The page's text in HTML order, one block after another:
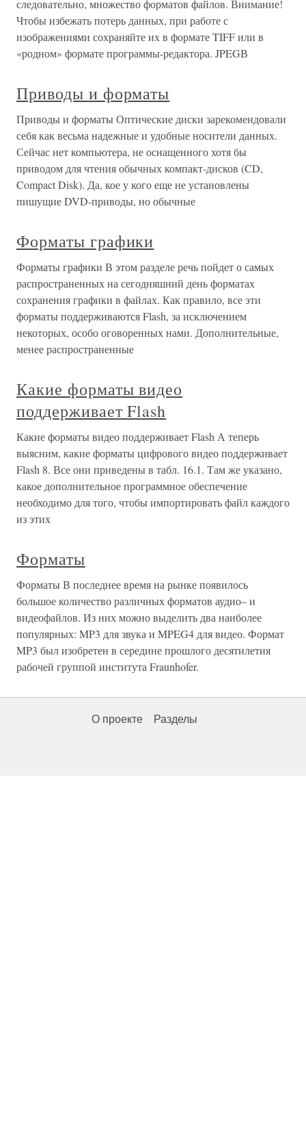
следовательно, множество форматов файлов. Внимание!
Чтобы избежать потерь данных, при работе с
изображениями сохраняйте их в формате TIFF или в
«родном» формате программы-редактора. JPEGВ
Приводы и форматы
Приводы и форматы Оптические диски зарекомендовали
себя как весьма надежные и удобные носители данных.
Сейчас нет компьютера, не оснащенного хотя бы
приводом для чтения обычных компакт-дисков (CD,
Compact Disk). Да, кое у кого еще не установлены
пишущие DVD-приводы, но обычные
Форматы графики
Форматы графики В этом разделе речь пойдет о самых
распространенных на сегодняшний день форматах
сохранения графики в файлах. Как правило, все эти
форматы поддерживаются Flash, за исключением
некоторых, особо оговоренных нами. Дополнительные,
менее распространенные
Какие форматы видео
поддерживает Flash
Какие форматы видео поддерживает Flash А теперь
выясним, какие форматы цифрового видео поддерживает
Flash 8. Все они приведены в табл. 16.1. Там же указано,
какое дополнительное программное обеспечение
необходимо для того, чтобы импортировать файл каждого
из этих
Форматы
Форматы В последнее время на рынке появилось
большое количество различных форматов аудио– и
видеофайлов. Из них можно выделить два наиболее
популярных: MP3 для звука и MPEG4 для видео. Формат
MP3 был изобретен в середине прошлого десятилетия
рабочей группой института Fraunhofer.
О проекте Разделы